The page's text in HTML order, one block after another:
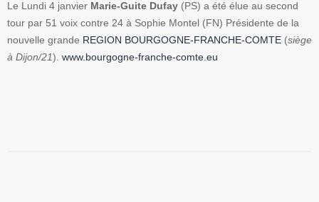
Le Lundi 4 janvier Marie-Guite Dufay (PS) a été élue au second
tour par 51 voix contre 24 à Sophie Montel (FN) Présidente de la
nouvelle grande REGION BOURGOGNE-FRANCHE-COMTE (siège
à Dijon/21). www.bourgogne-franche-comte.eu